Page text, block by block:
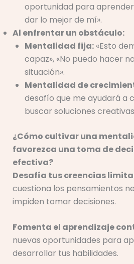
oportunidad para aprender
dar lo mejor de mí».
Al enfrentar un obstáculo:
Mentalidad fija:«Esto
capaz», «No puedo hacer
situación».
Mentalidad de
desafío que me ayudará a
buscar soluciones
¿Cómo cultivar una
favorezca una toma de
efectiva?
Desafía tus creencias
cuestiona los pensamientos
impiden tomar decisiones.
Fomenta el aprendizaje
nuevas oportunidades para
desarrollar tus habilidades.